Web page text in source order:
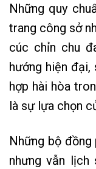
Những quy
trang công sở
cúc chỉn chu
hướng hiện
hợp hài hòa
là sự lựa chọn
Những bộ
nhưng vẫn